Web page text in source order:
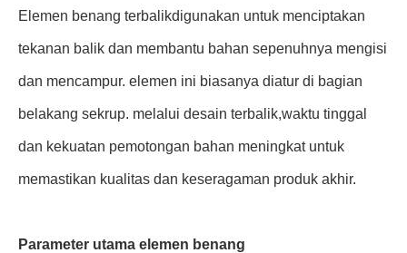
Elemen benang terbalikdigunakan untuk menciptakan
tekanan balik dan membantu bahan sepenuhnya mengisi
dan mencampur. elemen ini biasanya diatur di bagian
belakang sekrup. melalui desain terbalik,waktu tinggal
dan kekuatan pemotongan bahan meningkat untuk
memastikan kualitas dan keseragaman produk akhir.
Parameter utama elemen benang